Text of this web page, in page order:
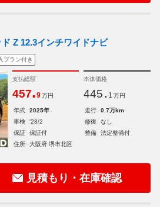
Z 12.3インチワイドナビ
プラン付き
支払総額
457.9 万円
本体価格
445. 1 万円
年式 2025年 走行
0.7万km
車検
'28/2 修復
なし
保証
保証付 整備
法定整備付
住所
大阪府 堺市北区
見積もり・在庫確認